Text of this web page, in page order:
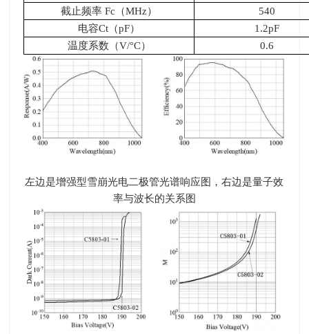
截止频率 Fc （MHz）
540
电容Ct （pF）
1.2pF
温度系数（V/°C） 0.6
左边是增强型雪崩光电二极管光谱响应图，右边是量子效
率与波长的关系图